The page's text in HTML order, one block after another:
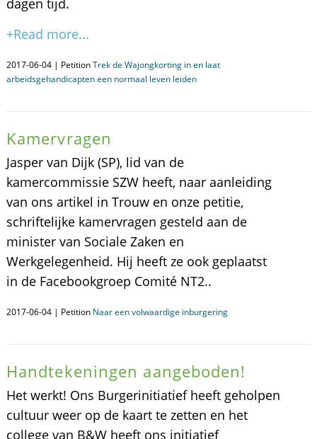
dagen tijd.
+Read more...
2017-06-04 | PetitionTrek de Wajongkorting in en laat
arbeidsgehandicapten een normaal leven leiden
Kamervragen
Jasper van Dijk (SP), lid van de
kamercommissie SZW heeft, naar aanleiding
van ons artikel in Trouw en onze petitie,
schriftelijke kamervragen gesteld aan de
minister van Sociale Zaken en
Werkgelegenheid. Hij heeft ze ook geplaatst
in de Facebookgroep Comité NT2..
2017-06-04 | Petition Naar een volwaardige inburgering
Handtekeningen aangeboden!
Het werkt! Ons Burgerinitiatief heeft geholpen
cultuur weer op de kaart te zetten en het
college van B&W heeft ons initiatief